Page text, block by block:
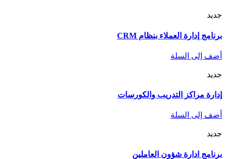
جديد
برنامج إدارة العملاء بنظام CRM
أضف إلى السلة
جديد
إدارة مراكز التدريب والكورسات
أضف إلى السلة
جديد
برنامج ادارة شؤون العاملين